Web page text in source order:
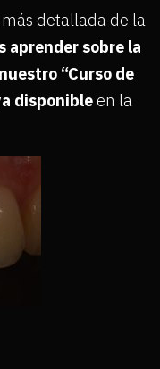
detallada de la
aprender sobre la
“Curso de
disponibleen la